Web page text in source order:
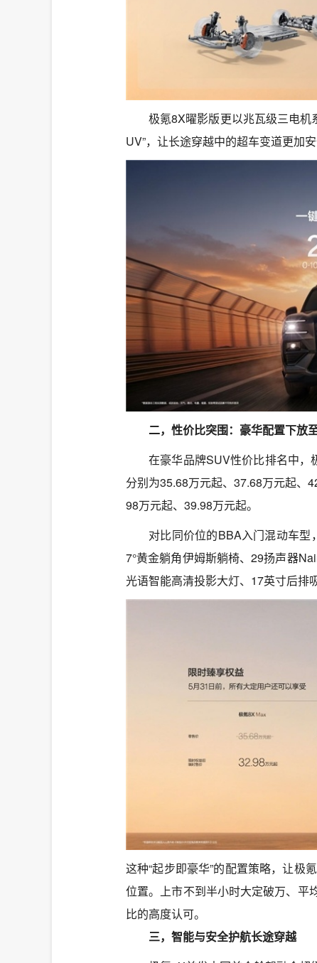
极氪8X曜影版更以兆瓦级三电机
UV”，让长途穿越中的超车变道更加安
二，性价比突围：豪华配置下放
在豪华品牌SUV性价比排名中，
分别为35.68万元起、37.68万元起、
98万元起、39.98万元起。
对比同价位的BBA入门混动车
7°黄金躺角伊姆斯躺椅、29扬声器
光语智能高清投影大灯、17英寸后排
这种“起步即豪华”的配置策略，让极
位置。上市不到半小时大定破万、平
比的高度认可。
三，智能与安全护航长途穿越